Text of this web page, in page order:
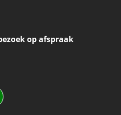
op afspraak